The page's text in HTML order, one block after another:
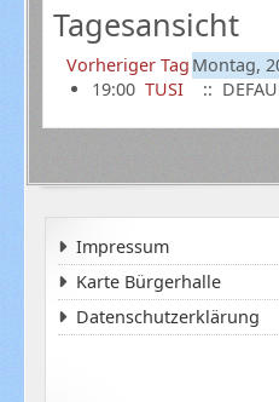
Tagesansicht
Vorheriger Tag Montag,
19:00 TUSI ::
Impressum
Karte Bürgerhalle
Datenschutzerklärung